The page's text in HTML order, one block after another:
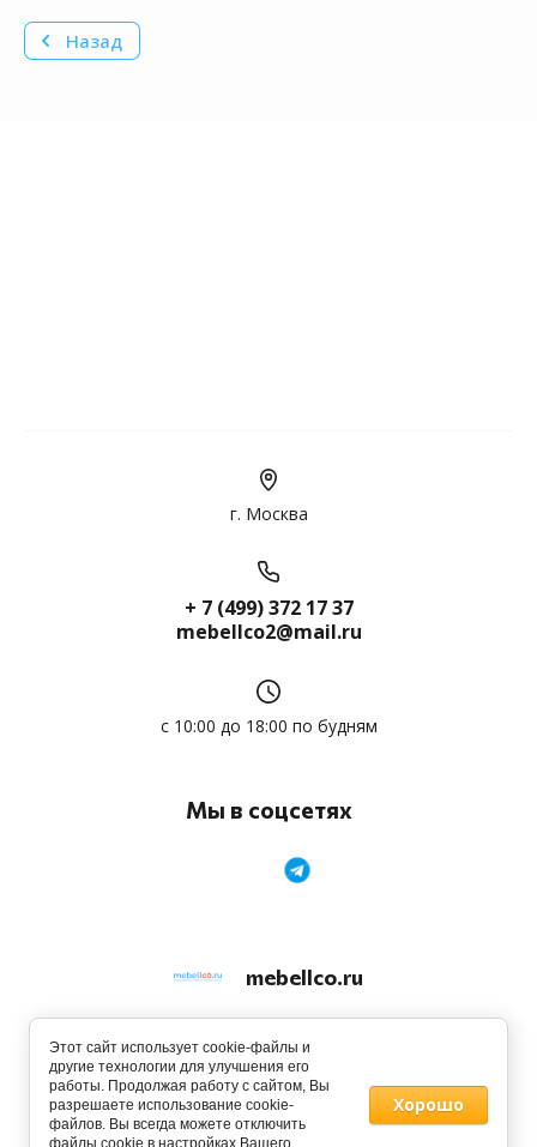
Назад
mebellco.ru
© 2013 - 2026
г. Москва
+ 7 (499) 372 17 37
mebellco2@mail.ru
с 10:00 до 18:00 по будням
Мы в соцсетях
Этот сайт использует cookie-файлы и
другие технологии для улучшения его
работы. Продолжая работу с сайтом, Вы
разрешаете использование cookie-
файлов. Вы всегда можете отключить
файлы cookie в настройках Вашего
Хорошо